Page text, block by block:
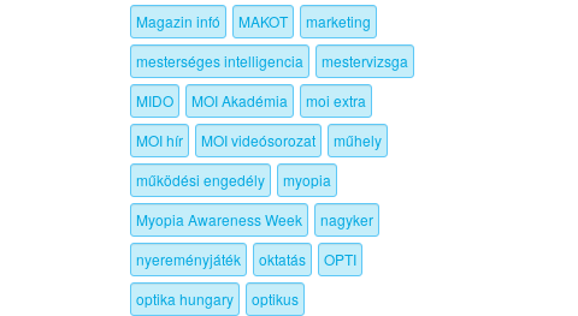
Magazin infó
MAKOT
marketing
mesterséges intelligencia
mestervizsga
MIDO
MOI Akadémia
moi extra
MOI hír
MOI videósorozat
műhely
működési engedély
myopia
Myopia Awareness Week
nagyker
nyereményjáték
oktatás
OPTI
optika hungary
optikus